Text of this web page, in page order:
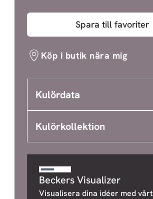
Spara till favoriter
Köp i butik nära mig
Kulördata
Kulörkollektion
Beckers Visualizer
Visualisera dina idéer med vårt